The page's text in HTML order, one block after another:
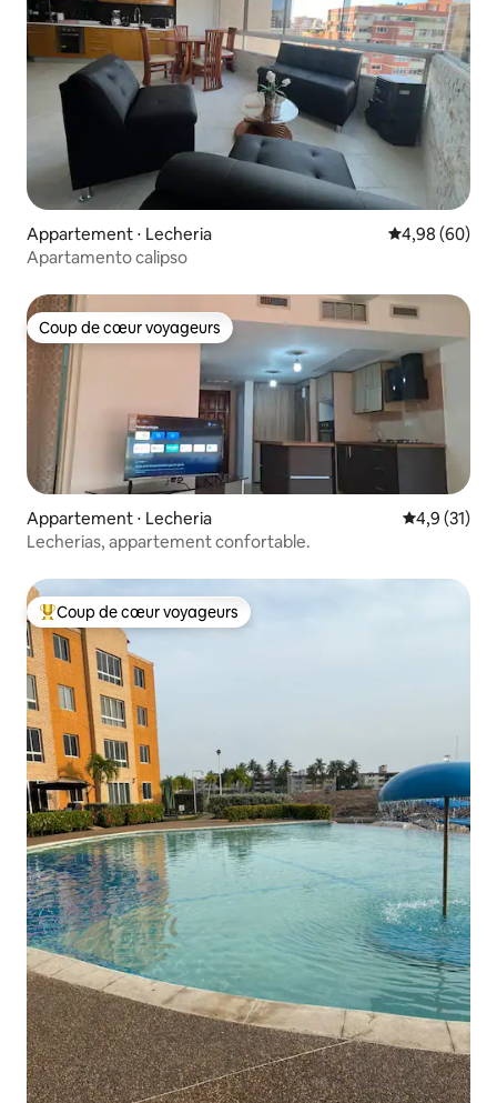
Appartement ⋅ Lecheria Évaluation
4,98 (60)
Apartamento calipso
Coup de cœur voyageurs
Coup de cœur voyageurs
Appartement ⋅ Lecheria Évaluation
4,9 (31)
Lecherias, appartement confortable.
Coups de cœur voyageurs les plus appréciés
Coup de cœur voyageurs